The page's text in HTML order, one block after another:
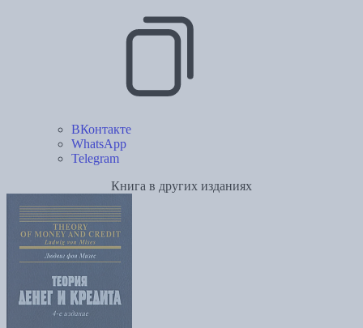
ВКонтакте
WhatsApp
Telegram
Книга в других изданиях